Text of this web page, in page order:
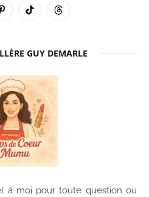
PinterestTikTok Threads
GUY DEMARLE
à moi pour toute question ou